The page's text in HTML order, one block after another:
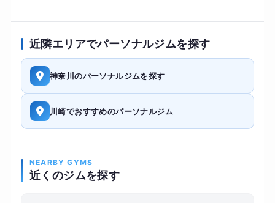
近隣エリアでパーソナルジムを探す
神奈川のパーソナルジムを探す
川崎でおすすめのパーソナルジム
NEARBY GYMS
近くのジムを探す